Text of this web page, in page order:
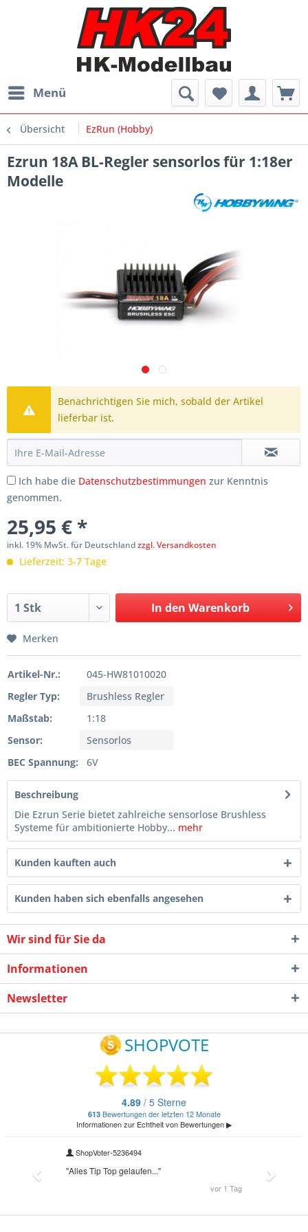
Menü
Übersicht EzRun (Hobby)
Ezrun 18A BL-Regler sensorlos für 1:18er
Modelle
Benachrichtigen Sie mich, sobald der Artikel
lieferbar ist.
Ich habe die Datenschutzbestimmungen zur Kenntnis
genommen.
25,95 € *
inkl. 19% MwSt. für Deutschlandzzgl. Versandkosten
Lieferzeit: 3-7 Tage
In den Warenkorb
Merken
Artikel-Nr.:
045-HW81010020
Regler Typ:
Brushless Regler
Maßstab:
1:18
Sensor:
Sensorlos
BEC Spannung:
6V
Beschreibung
Die Ezrun Serie bietet zahlreiche sensorlose Brushless
Systeme für ambitionierte Hobby... mehr
Kunden kauften auch
Kunden haben sich ebenfalls angesehen
Wir sind für Sie da
Informationen
Newsletter